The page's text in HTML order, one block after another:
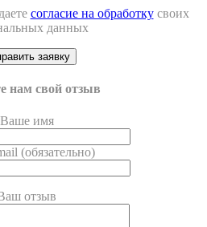
согласие на обработкусвоих
данных
нам свой отзыв
Ваше имя
(обязательно)
отзыв